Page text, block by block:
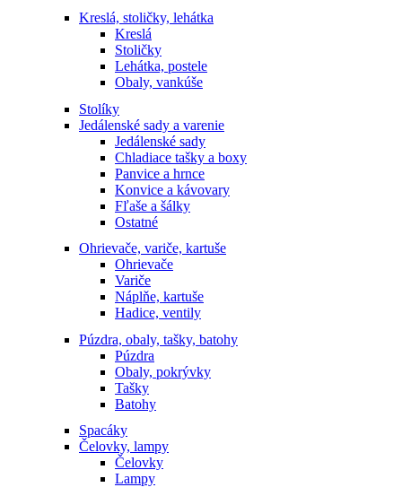
Kreslá, stoličky, lehátka
Kreslá
Stoličky
Lehátka, postele
Obaly, vankúše
Stolíky
Jedálenské sady a varenie
Jedálenské sady
Chladiace tašky a boxy
Panvice a hrnce
Konvice a kávovary
Fľaše a šálky
Ostatné
Ohrievače, variče, kartuše
Ohrievače
Variče
Náplňe, kartuše
Hadice, ventily
Púzdra, obaly, tašky, batohy
Púzdra
Obaly, pokrývky
Tašky
Batohy
Spacáky
Čelovky, lampy
Čelovky
Lampy